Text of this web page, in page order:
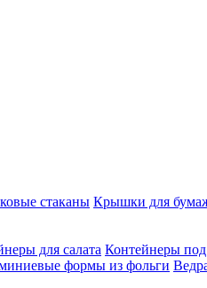
стаканы Крышки для
для салата Контейнеры под
формы из фольги